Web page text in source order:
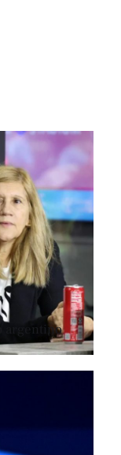
argentino